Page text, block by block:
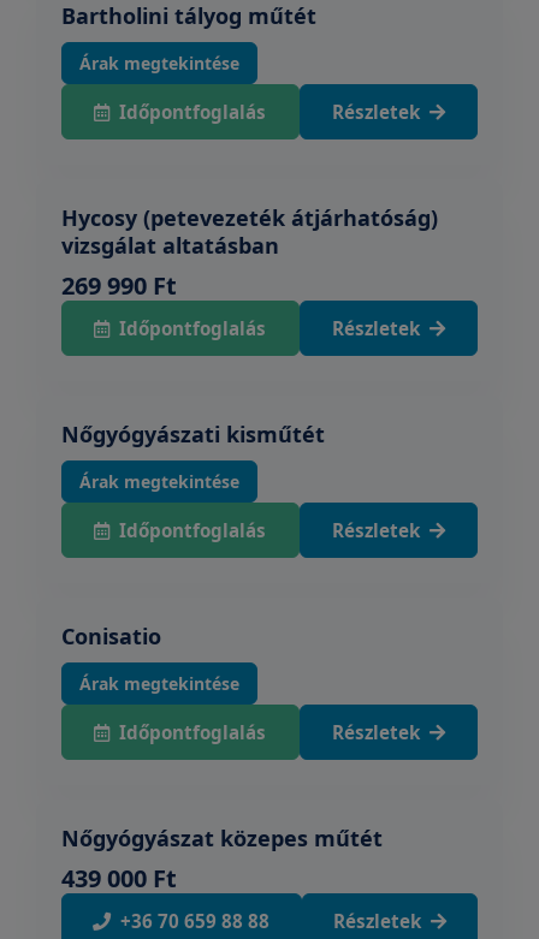
Bartholini tályog műtét
Árak megtekintése
Időpontfoglalás Részletek
Hycosy (petevezeték átjárhatóság)
vizsgálat altatásban
269 990 Ft
Időpontfoglalás Részletek
Nőgyógyászati kisműtét
Árak megtekintése
Időpontfoglalás Részletek
Conisatio
Árak megtekintése
Időpontfoglalás Részletek
Nőgyógyászat közepes műtét
439 000 Ft
+36 70 659 88 88 Részletek